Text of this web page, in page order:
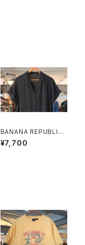
BANANA REPUBLIC
black rayon open c
ollar Shirt
¥7,700